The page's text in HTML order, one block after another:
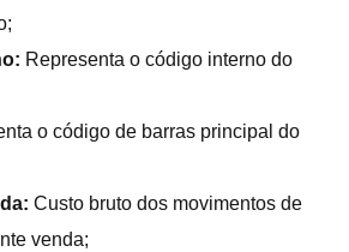
Representa o código interno do
o código de barras principal do
Custo bruto dos movimentos de
venda;